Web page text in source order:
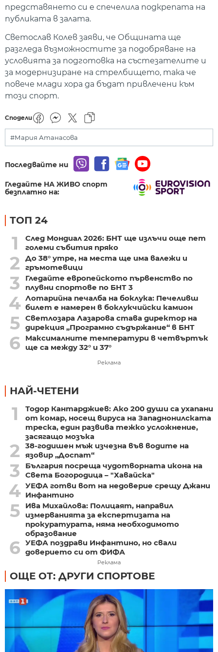
представянето си е спечелила подкрепата на
публиката в залата.
Светослав Колев заяви, че Общината ще
разгледа възможностите за подобряване на
условията за подготовка на състезателите и
за модернизиране на стрелбището, така че
повече млади хора да бъдат привлечени към
този спорт.
Сподели
#Мария Атанасова
Последвайте ни
Гледайте НА ЖИВО спорт
безплатно на:
ТОП 24
1
След Мондиал 2026: БНТ ще излъчи още пет
големи събития пряко
2
До 38° утре, на места ще има валежи и
гръмотевици
3
Гледайте европейското първенство по
плувни спортове по БНТ 3
4 Лотарийна печалба на боклука: Печеливш
билет е намерен в боклукчийски камион
5 Светлозара Лазарова става директор на
дирекция „Програмно съдържание“ в БНТ
6
Максималните температури в четвъртък
ще са между 32° и 37°
Реклама
НАЙ-ЧЕТЕНИ
1
Тодор Кантарджиев: Ако 200 души са ухапани
от комар, носещ вируса на Западнонилската
треска, един развива тежко усложнение,
засягащо мозъка
2
38-годишен мъж изчезна във водите на
язовир „Доспат“
3
България посреща чудотворната икона на
Света Богородица – "Хавайска"
4 УЕФА готви вот на недоверие срещу Джани
Инфантино
5
Ива Михайлова: Полицаят, направил
измерванията за експертизата на
прокуратурата, няма необходимото
образование
6 УЕФА поздрави Инфантино, но свали
доверието си от ФИФА
Реклама
ОЩЕ ОТ: ДРУГИ СПОРТОВЕ